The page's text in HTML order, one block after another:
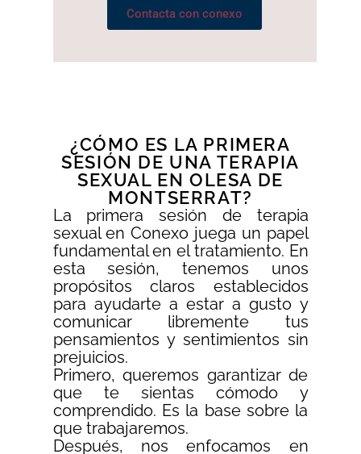
Contacta con conexo
¿CÓMO ES LA PRIMERA
SESIÓN DE UNA TERAPIA
SEXUAL EN OLESA DE
MONTSERRAT?
La primera sesión de terapia
sexual en Conexo juega un papel
fundamental en el tratamiento. En
esta sesión, tenemos unos
propósitos claros establecidos
para ayudarte a estar a gusto y
comunicar libremente tus
pensamientos y sentimientos sin
prejuicios.
Primero, queremos garantizar de
que te sientas cómodo y
comprendido. Es la base sobre la
que trabajaremos.
Después, nos enfocamos en